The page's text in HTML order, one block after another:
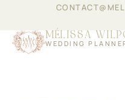
MÉLISSA
WEDDING